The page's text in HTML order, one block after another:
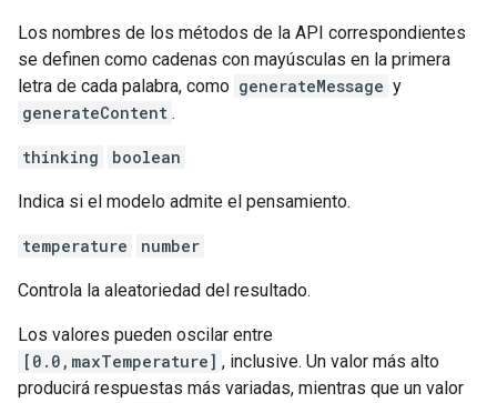
Los nombres de los métodos de la API correspondientes
se definen como cadenas con mayúsculas en la primera
letra de cada palabra, como generateMessage y
generateContent .
thinking boolean
Indica si el modelo admite el pensamiento.
temperature number
Controla la aleatoriedad del resultado.
Los valores pueden oscilar entre
[0.0,maxTemperature] , inclusive. Un valor más alto
producirá respuestas más variadas, mientras que un valor